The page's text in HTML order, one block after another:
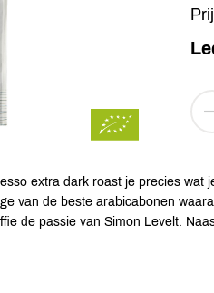
extra dark roast je precies wat
van de beste arabicabonen
de passie van Simon Levelt.